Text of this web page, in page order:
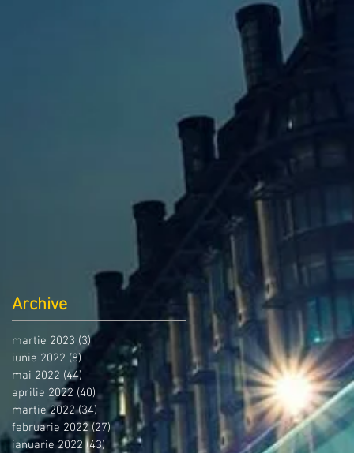
Archive
martie 2023 (3)3 postări
iunie 2022 (8)8 postări
mai 2022 (44) 44 postări
aprilie 2022 (40)40 postări
martie 2022 (34) 34 postări
februarie 2022 (27)27 postări
ianuarie 2022 (43) 43 postări